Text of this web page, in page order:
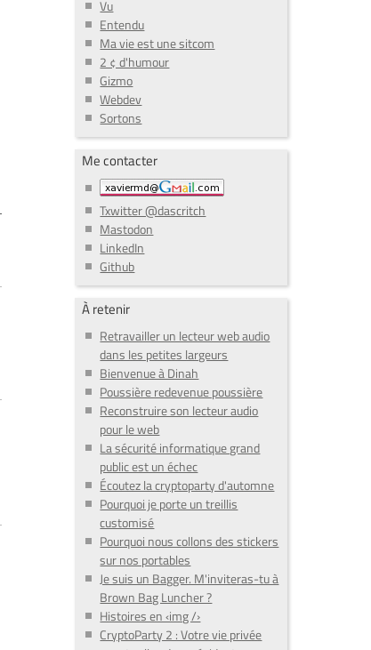
Vu
Entendu
Ma vie est une sitcom
2 ¢ d'humour
Gizmo
Webdev
Sortons
Me contacter
Txwitter @dascritch
Mastodon
LinkedIn
Github
À retenir
Retravailler un lecteur web audio
dans les petites largeurs
Bienvenue à Dinah
Poussière redevenue poussière
Reconstruire son lecteur audio
pour le web
La sécurité informatique grand
public est un échec
Écoutez la cryptoparty d'automne
Pourquoi je porte un treillis
customisé
Pourquoi nous collons des stickers
sur nos portables
Je suis un Bagger. M'inviteras-tu à
Brown Bag Luncher ?
Histoires en ‹img /›
CryptoParty 2 : Votre vie privée